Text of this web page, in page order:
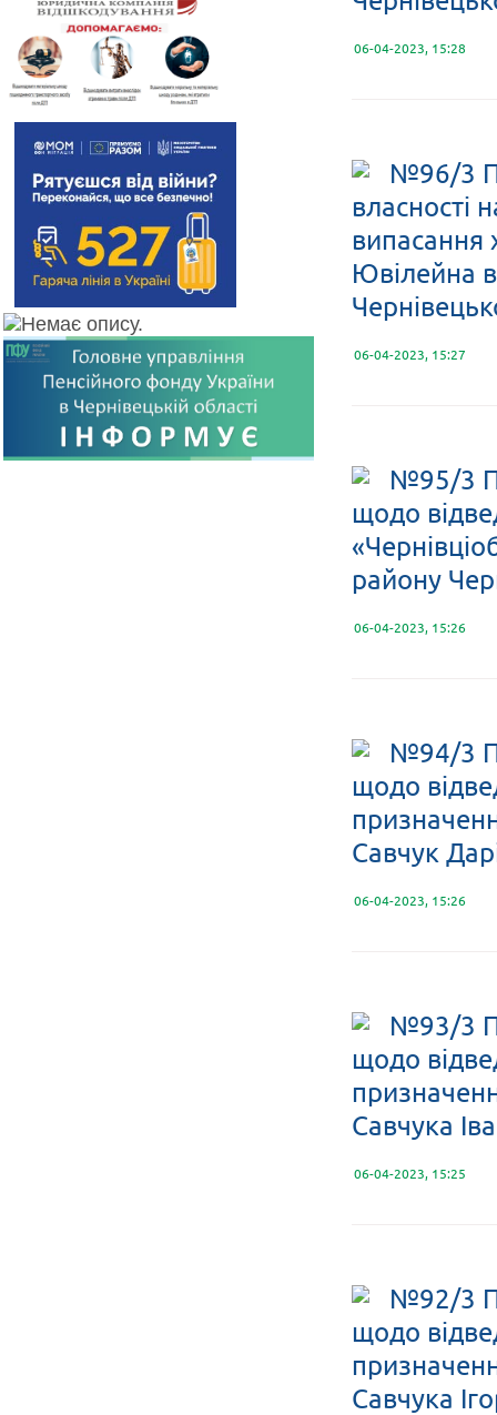
06-04-2023, 15:28
№96/3
власності
випасання
Ювілейна
06-04-2023, 15:27
№95/3
щодо
району
06-04-2023, 15:26
№94/3
щодо
Савчук
06-04-2023, 15:26
№93/3
щодо
Савчука
06-04-2023, 15:25
№92/3
щодо
Савчука